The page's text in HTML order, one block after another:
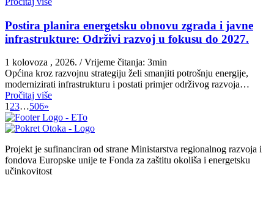
Postira planira energetsku obnovu zgrada i javne
infrastrukture: Održivi razvoj u fokusu do 2027.
1 kolovoza , 2026. / Vrijeme čitanja: 3min
Općina kroz razvojnu strategiju želi smanjiti potrošnju energije,
modernizirati infrastrukturu i postati primjer održivog razvoja…
Pročitaj više
123…506»
Projekt je sufinanciran od strane Ministarstva regionalnog razvoja i
fondova Europske unije te Fonda za zaštitu okoliša i energetsku
učinkovitost